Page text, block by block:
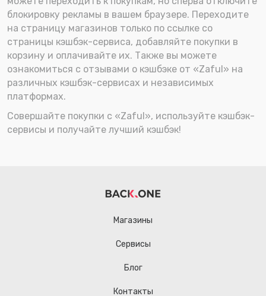
блокировку рекламы в вашем браузере. Переходите
на страницу магазинов только по ссылке со
страницы кэшбэк-сервиса, добавляйте покупки в
корзину и оплачивайте их. Также вы можете
ознакомиться с отзывами о кэшбэке от «Zaful» на
различных кэшбэк-сервисах и независимых
платформах.
Совершайте покупки с «Zaful», используйте кэшбэк-
сервисы и получайте лучший кэшбэк!
Магазины
Сервисы
Блог
Контакты